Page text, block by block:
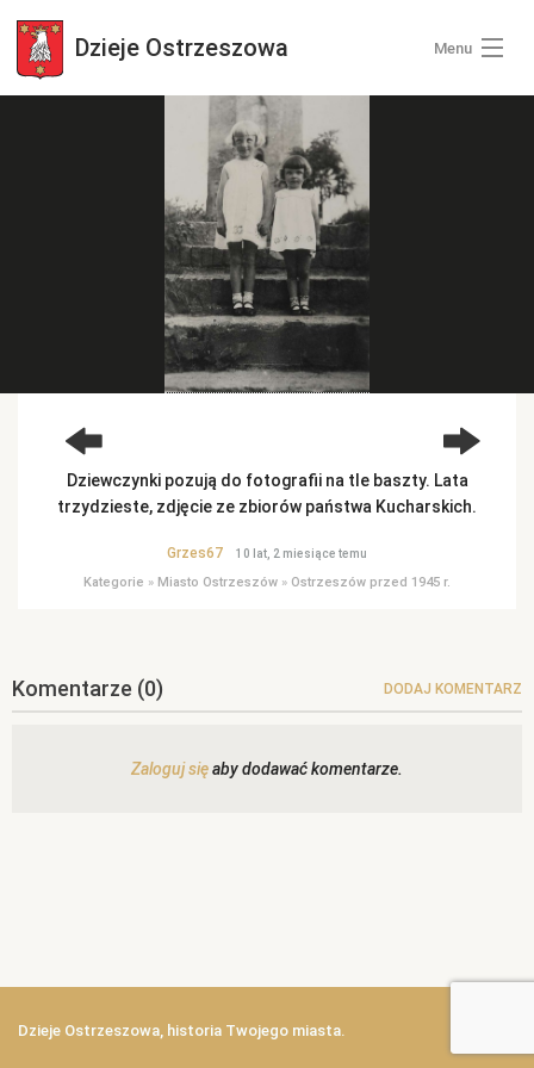
Dzieje Ostrzeszowa Menu
Dziewczynki pozują do fotografii na tle baszty. Lata
trzydzieste, zdjęcie ze zbiorów państwa Kucharskich.
Grzes67 10 lat, 2 miesiące temu
Kategorie » Miasto Ostrzeszów » Ostrzeszów przed 1945 r.
Komentarze (0) DODAJ KOMENTARZ
Zaloguj sięaby dodawać komentarze.
Dzieje Ostrzeszowa, historia Twojego miasta.